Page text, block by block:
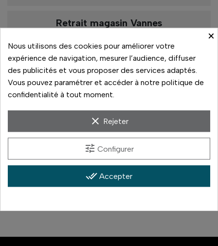
Retrait magasin Vannes
De 13h30 à 19h
Rupture de stock
Paiement sécurisé
14 jours pour changer d'avis
Paiement 3x sans frais
×
Nous utilisons des cookies pour améliorer votre
expérience de navigation, mesurer l’audience, diffuser
des publicités et vous proposer des services adaptés.
Vous pouvez paramétrer et accéder à notre politique de
confidentialité à tout moment.
clear Rejeter
tune Configurer
done_all Accepter